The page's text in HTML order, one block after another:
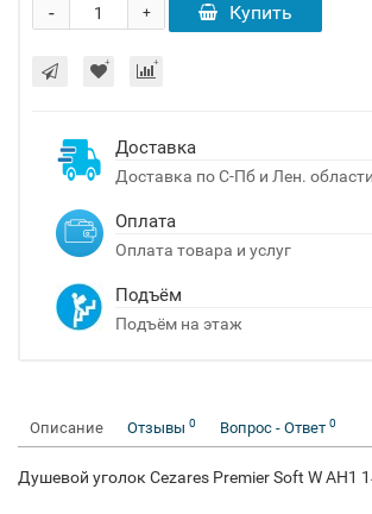
+
- Купить
Доставка
Доставка по С-Пб и Лен. области
Оплата
Оплата товара и услуг
Подъём
Подъём на этаж
Описание Отзывы 0 Вопрос - Ответ 0
Душевой уголок Cezares Premier Soft W AH1